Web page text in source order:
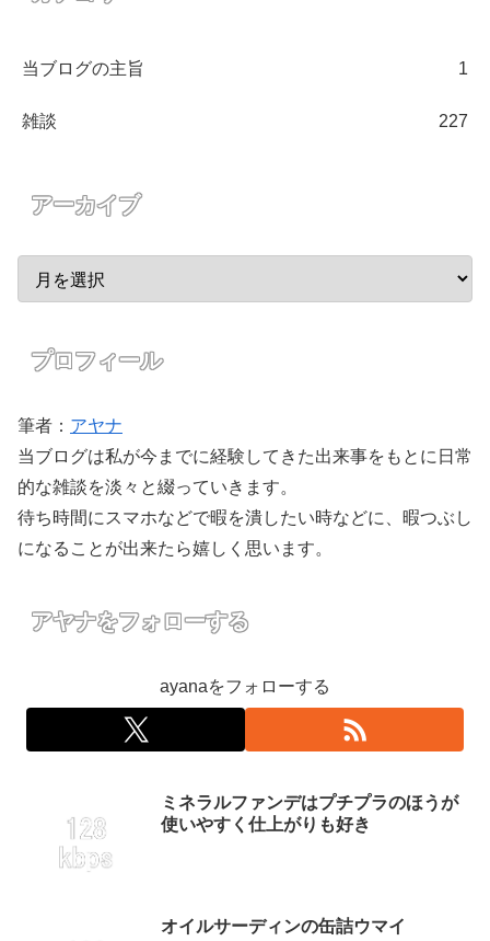
当ブログの主旨 1
雑談 227
アーカイブ
プロフィール
筆者： アヤナ
当ブログは私が今までに経験してきた出来事をもとに日常
的な雑談を淡々と綴っていきます。
待ち時間にスマホなどで暇を潰したい時などに、暇つぶし
になることが出来たら嬉しく思います。
アヤナをフォローする
ayanaをフォローする
ミネラルファンデはプチプラのほうが
使いやすく仕上がりも好き
オイルサーディンの缶詰ウマイ